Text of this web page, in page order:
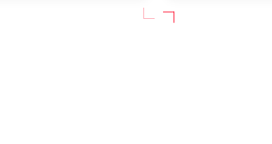
Toyota Proace